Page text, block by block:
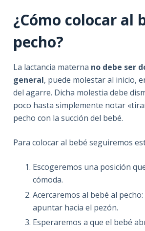
¿Cómo colocar al
pecho?
La lactancia materna no debe ser
general, puede molestar al inicio,
del agarre. Dicha molestia debe
poco hasta simplemente notar
pecho con la succión del bebé.
Para colocar al bebé seguiremos
Escogeremos una posición
cómoda.
Acercaremos al bebé al
apuntar hacia el pezón.
Esperaremos a que el bebé